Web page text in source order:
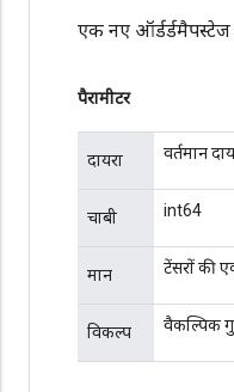
एक नए
पैरामीटर
दायरा वर्तमान
चाबी int64
मान टेंसरों की
विकल्प वैकल्पिक